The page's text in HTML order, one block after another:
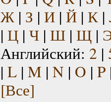
Ж| З | И| Й| К|
| Ц| Ч| Ш| Щ|
Английский: 2 |
| L| M | N | O | P
[Все]